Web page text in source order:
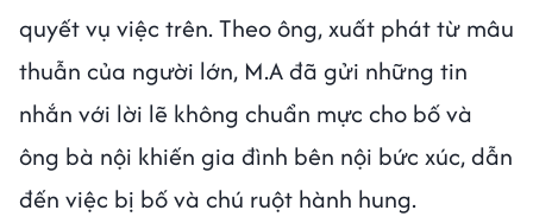
quyết vụ việc trên. Theo ông, xuất phát từ mâu
thuẫn của người lớn, M.A đã gửi những tin
nhắn với lời lẽ không chuẩn mực cho bố và
ông bà nội khiến gia đình bên nội bức xúc, dẫn
đến việc bị bố và chú ruột hành hung.